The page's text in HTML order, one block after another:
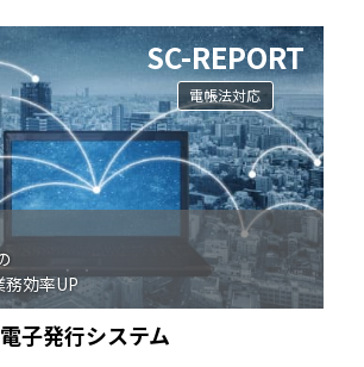
SC-REPORT
電帳法対応
務効率UP
子発行システム